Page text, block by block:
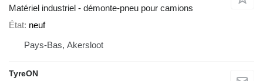
Matériel industriel - démonte-pneu pour camions
État neuf
Pays-Bas, Akersloot
TyreON